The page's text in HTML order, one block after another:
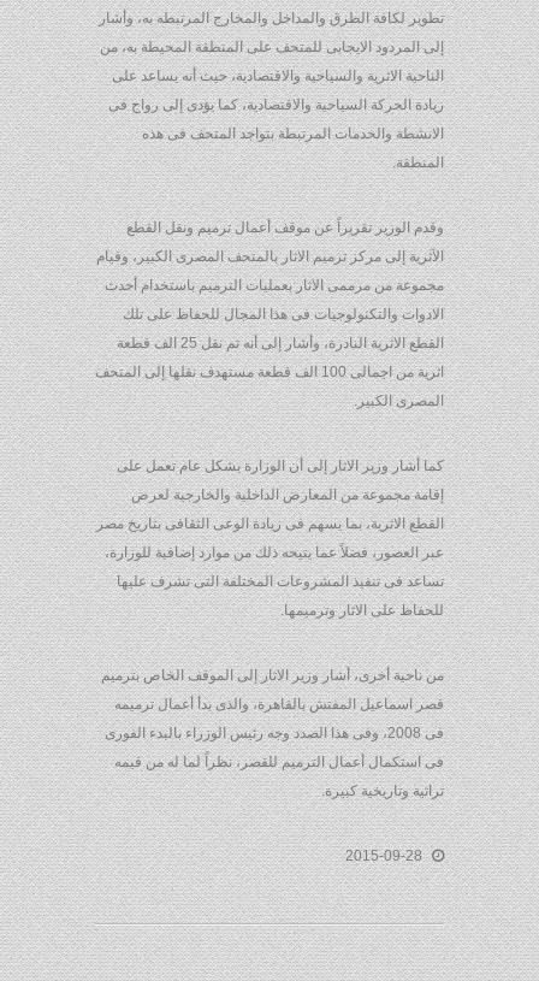
تطوير لكافة الطرق والمداخل والمخارج المرتبطه به، وأشار
إلى المردود الايجابى للمتحف على المنطقة المحيطة به، من
الناحية الاثرية والسياحية والاقتصادية، حيث أنه يساعد على
زيادة الحركة السياحية والاقتصادية، كما يؤدى إلى رواج فى
الانشطة والخدمات المرتبطة بتواجد المتحف فى هذه
المنطقة.
وقدم الوزير تقريراً عن موقف أعمال ترميم ونقل القطع
الآثرية إلى مركز ترميم الاثار بالمتحف المصرى الكبير، وقيام
مجموعة من مرممى الاثار بعمليات الترميم باستخدام أحدث
الادوات والتكنولوجيات فى هذا المجال للحفاظ على تلك
القطع الاثرية النادرة، وأشار إلى أنه تم نقل 25 الف قطعة
اثرية من اجمالى 100 الف قطعة مستهدف نقلها إلى المتحف
المصرى الكبير.
كما أشار وزير الاثار إلى أن الوزارة بشكل عام تعمل على
إقامة مجموعة من المعارض الداخلية والخارجية لعرض
القطع الاثرية، بما يسهم فى زيادة الوعى الثقافى بتاريخ مصر
عبر العصور، فضلاً عما يتيحه ذلك من موارد إضافية للوزارة،
تساعد فى تنفيذ المشروعات المختلفة التى تشرف عليها
للحفاظ على الاثار وترميمها.
من ناحية أخرى، أشار وزير الاثار إلى الموقف الخاص بترميم
قصر اسماعيل المفتش بالقاهرة، والذى بدأ أعمال ترميمه
فى 2008، وفى هذا الصدد وجه رئيس الوزراء بالبدء الفورى
فى استكمال أعمال الترميم للقصر، نظراً لما له من قيمه
تراثية وتاريخية كبيرة.
2015-09-28